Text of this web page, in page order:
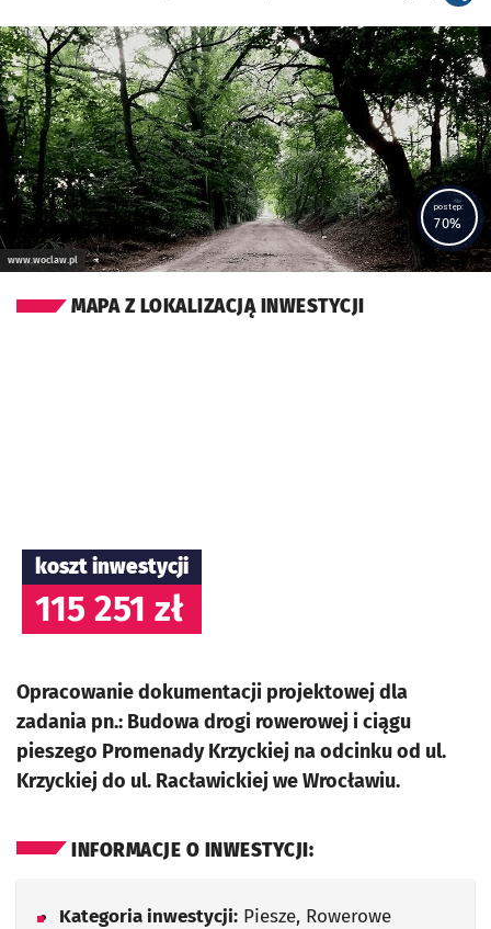
Kliknij, aby powiększyć
www.woclaw.pl
postęp:
70%
MAPA Z LOKALIZACJĄ INWESTYCJI
koszt inwestycji
115 251 zł
Opracowanie dokumentacji projektowej dla
zadania pn.: Budowa drogi rowerowej i ciągu
pieszego Promenady Krzyckiej na odcinku od ul.
Krzyckiej do ul. Racławickiej we Wrocławiu.
INFORMACJE O INWESTYCJI:
Kategoria inwestycji: Piesze, Rowerowe